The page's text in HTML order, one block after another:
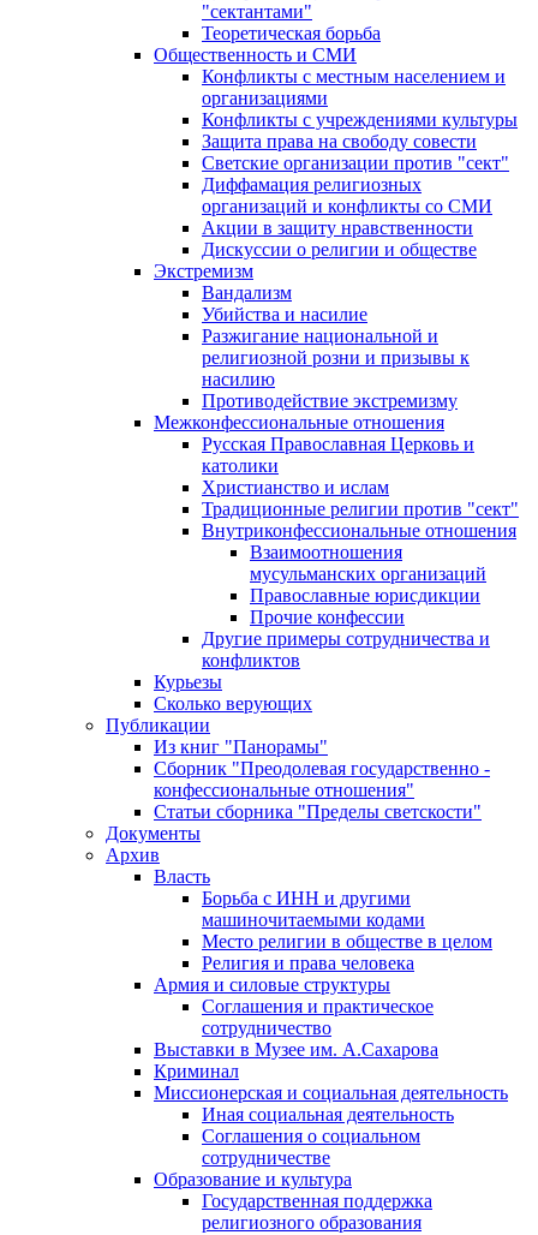
"сектантами"
Теоретическая борьба
Общественность и СМИ
Конфликты с местным населением и
организациями
Конфликты с учреждениями культуры
Защита права на свободу совести
Светские организации против "сект"
Диффамация религиозных
организаций и конфликты со СМИ
Акции в защиту нравственности
Дискуссии о религии и обществе
Экстремизм
Вандализм
Убийства и насилие
Разжигание национальной и
религиозной розни и призывы к
насилию
Противодействие экстремизму
Межконфессиональные отношения
Русская Православная Церковь и
католики
Христианство и ислам
Традиционные религии против "сект"
Внутриконфессиональные отношения
Взаимоотношения
мусульманских организаций
Православные юрисдикции
Прочие конфессии
Другие примеры сотрудничества и
конфликтов
Курьезы
Сколько верующих
Публикации
Из книг "Панорамы"
Сборник "Преодолевая государственно -
конфессиональные отношения"
Статьи сборника "Пределы светскости"
Документы
Архив
Власть
Борьба с ИНН и другими
машиночитаемыми кодами
Место религии в обществе в целом
Религия и права человека
Армия и силовые структуры
Соглашения и практическое
сотрудничество
Выставки в Музее им. А.Сахарова
Криминал
Миссионерская и социальная деятельность
Иная социальная деятельность
Соглашения о социальном
сотрудничестве
Образование и культура
Государственная поддержка
религиозного образования